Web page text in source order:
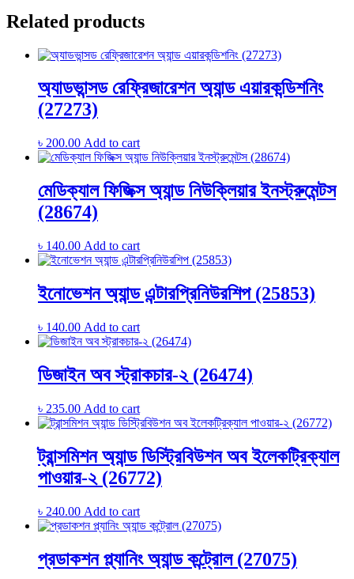
Related products
অ্যাডভান্সড রেফ্রিজারেশন অ্যান্ড এয়ারকন্ডিশনিং
(27273)
৳ 200.00 Add to cart
মেডিক্যাল ফিজিক্স অ্যান্ড নিউক্লিয়ার ইনস্ট্রুমেন্টস
(28674)
৳ 140.00 Add to cart
ইনোভেশন অ্যান্ড এন্টারপ্রিনিউরশিপ (25853)
৳ 140.00 Add to cart
ডিজাইন অব স্ট্রাকচার-২ (26474)
৳ 235.00 Add to cart
ট্রান্সমিশন অ্যান্ড ডিস্ট্রিবিউশন অব ইলেকট্রিক্যাল
পাওয়ার-২ (26772)
৳ 240.00 Add to cart
প্রডাকশন প্ল্যানিং অ্যান্ড কন্ট্রোল (27075)